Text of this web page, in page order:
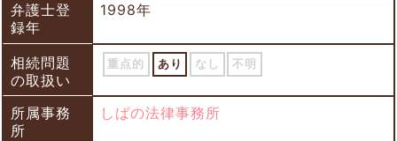
弁護士登
録年
1998年
相続問題
の取扱い
重点的 あり なし 不明
所属事務
所
しばの法律事務所